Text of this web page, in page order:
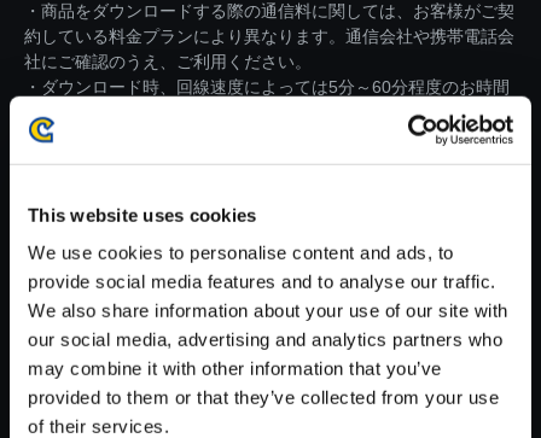
This website uses cookies
We use cookies to personalise content and ads, to
provide social media features and to analyse our traffic.
We also share information about your use of our site with
our social media, advertising and analytics partners who
may combine it with other information that you’ve
provided to them or that they’ve collected from your use
of their services.
・商品をダウンロードする際の通信料に関しては、お客様がご契
約している料金プランにより異なります。通信会社や携帯電話会
社にご確認のうえ、ご利用ください。
・ダウンロード時、回線速度によっては5分～60分程度のお時間
がかかる場合がございます。
※ご購入いただいたファイルのダウンロードの際には、通信環境
が安定しているWifi環境でお試しください。
【単曲】モンスターハンターラ
イズ:サンブレイク オリジナル・
サウンドトラック 光と闇の転生